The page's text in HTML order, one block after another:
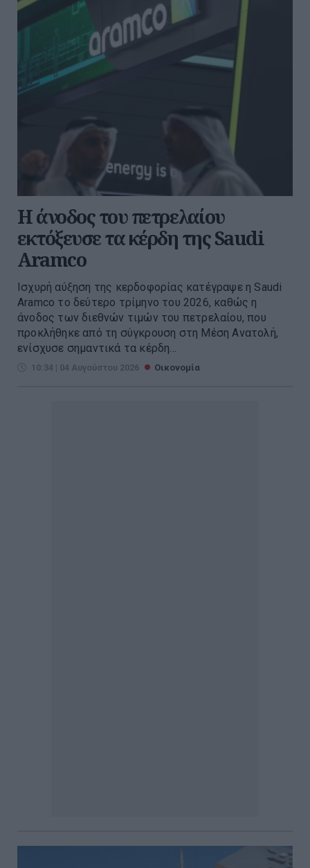
Η άνοδος του πετρελαίου
εκτόξευσε τα κέρδη της Saudi
Aramco
Ισχυρή αύξηση της κερδοφορίας κατέγραψε η Saudi
Aramco το δεύτερο τρίμηνο του 2026, καθώς η
άνοδος των διεθνών τιμών του πετρελαίου, που
προκλήθηκε από τη σύγκρουση στη Μέση Ανατολή,
ενίσχυσε σημαντικά τα κέρδη...
10:34 | 04 Αυγούστου 2026 Οικονομία